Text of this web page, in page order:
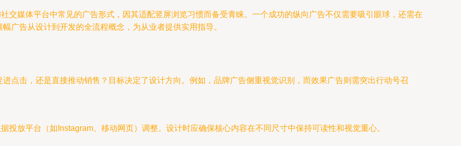
交媒体平台中常见的广告形式，因其适配竖屏浏览习惯而备受青睐。一个成功的纵向广告不仅需要吸引眼球，还需在
广告从设计到开发的全流程概念，为从业者提供实用指导。
点击，还是直接推动销售？目标决定了设计方向。例如，品牌广告侧重视觉识别，而效果广告则需突出行动号召
投放平台（如Instagram、移动网页）调整。设计时应确保核心内容在不同尺寸中保持可读性和视觉重心。